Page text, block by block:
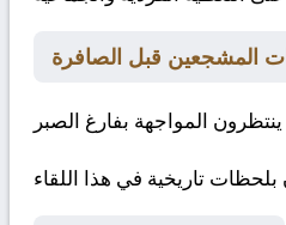
المواجهة بفارغ الصبر
تاريخية في هذا اللقاء